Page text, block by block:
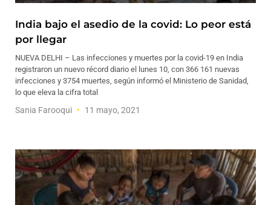
India bajo el asedio de la covid: Lo peor está
por llegar
NUEVA DELHI – Las infecciones y muertes por la covid-19 en India
registraron un nuevo récord diario el lunes 10, con 366 161 nuevas
infecciones y 3754 muertes, según informó el Ministerio de Sanidad,
lo que eleva la cifra total
Sania Farooqui 11 mayo, 2021